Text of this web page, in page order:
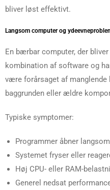
bliver løst effektivt.
Langsom computer og
En bærbar computer, der
kombination af software og
være forårsaget af manglende
baggrunden eller ældre
Typiske symptomer:
Programmer åbner
Systemet fryser eller
Høj CPU- eller RAM-
Generel nedsat